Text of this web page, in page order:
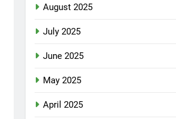
August 2025
July 2025
June 2025
May 2025
April 2025